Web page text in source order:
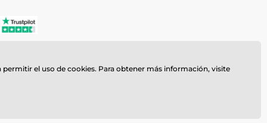
el uso de cookies. Para obtener más información, visite